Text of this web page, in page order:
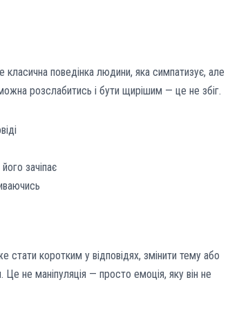
поведінка людини, яка симпатизує, але
розслабитись і бути щирішим — це не збіг.
зачіпає
коротким у відповідях, змінити тему або
не маніпуляція — просто емоція, яку він не